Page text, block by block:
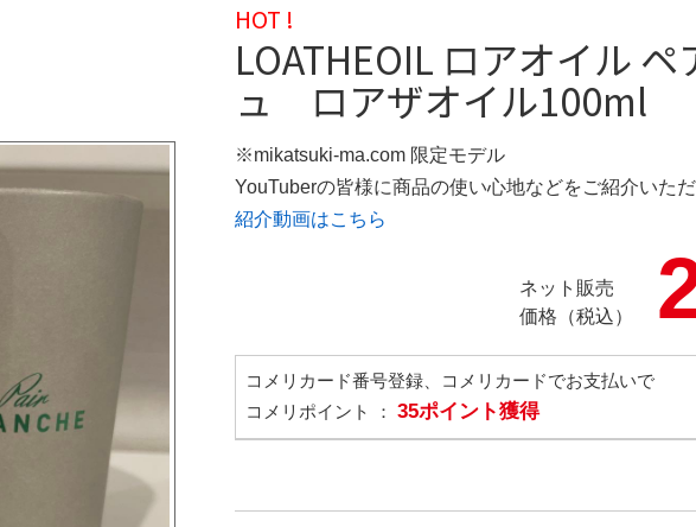
HOT !
LOATHEOIL ロアオイル
ュ ロアザオイル100ml
※mikatsuki-ma.com 限定モデル
YouTuberの皆様に商品の使い心地などをご紹介いただ
紹介動画はこちら
ネット販売
価格（税込）
コメリカード番号登録、コメリカードでお支払いで
コメリポイント ： 35ポイント獲得